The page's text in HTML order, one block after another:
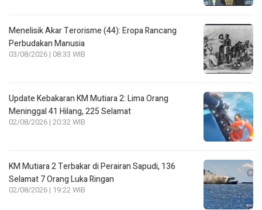
Menelisik Akar Terorisme (44): Eropa Rancang
Perbudakan Manusia
03/08/2026 | 08:33 WIB
Update Kebakaran KM Mutiara 2: Lima Orang
Meninggal 41 Hilang, 225 Selamat
02/08/2026 | 20:32 WIB
KM Mutiara 2 Terbakar di Perairan Sapudi, 136
Selamat 7 Orang Luka Ringan
02/08/2026 | 19:22 WIB